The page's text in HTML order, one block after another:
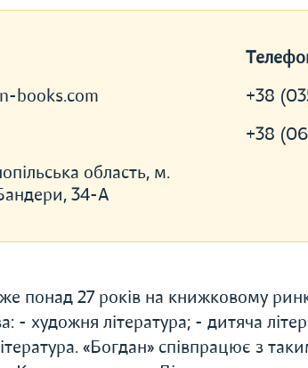
books.com
область, м.
34-А
+38
+38
понад 27 років на книжковому
- художня література; - дитяча
«Богдан» співпрацює з